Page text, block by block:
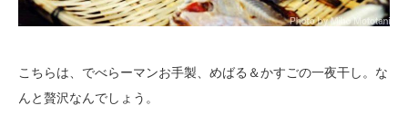
こちらは、でべらーマンお手製、めばる＆かすごの一夜干し。な
んと贅沢なんでしょう。